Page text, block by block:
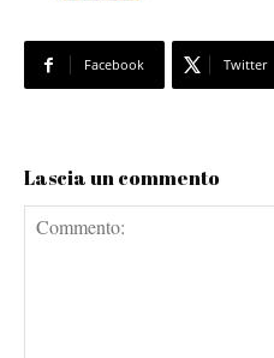
Facebook Twitter
Lascia un commento